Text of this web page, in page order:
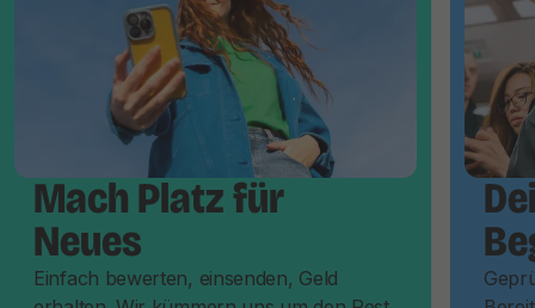
Mach Platz für
Neues
Einfach bewerten, einsenden, Geld